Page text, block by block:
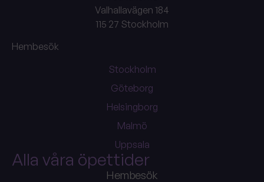
Valhallavägen 184
115 27 Stockholm
Hembesök
Stockholm
Göteborg
Helsingborg
Malmö
Uppsala
Alla våra öpettider
Hembesök